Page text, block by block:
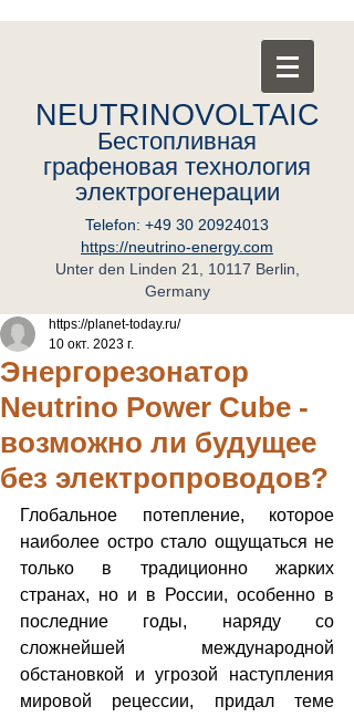
NEUTRINOVOLTAIC
Бестопливная
графеновая технология
электрогенерации
Telefon: +49 30 20924013
https://neutrino-energy.com
Unter den Linden 21, 10117 Berlin,
Germany
Энергорезонатор
Neutrino Power Cube -
возможно ли будущее
без электропроводов?
https://planet-today.ru/
10 окт. 2023 г.
Глобальное потепление, которое
наиболее остро стало ощущаться не
только в традиционно жарких
странах, но и в России, особенно в
последние годы, наряду со
сложнейшей международной
обстановкой и угрозой наступления
мировой рецессии, придал теме